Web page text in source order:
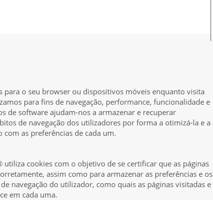
para o seu browser ou dispositivos móveis enquanto visita
para fins de navegação, performance, funcionalidade e
de software ajudam-nos a armazenar e recuperar
de navegação dos utilizadores por forma a otimizá-la e a
com as preferências de cada um.
utiliza cookies com o objetivo de se certificar que as páginas
assim como para armazenar as preferências e os
navegação do utilizador, como quais as páginas visitadas e
em cada uma.